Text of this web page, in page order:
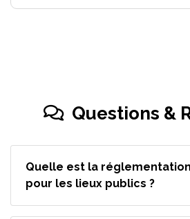
Questions &
Quelle est la
pour les lieux publics ?